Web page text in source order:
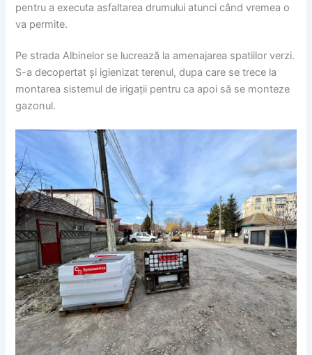
pentru a executa asfaltarea drumului atunci când vremea o
va permite.
Pe strada Albinelor se lucrează la amenajarea spatiilor verzi.
S-a decopertat și igienizat terenul, dupa care se trece la
montarea sistemul de irigații pentru ca apoi să se monteze
gazonul.